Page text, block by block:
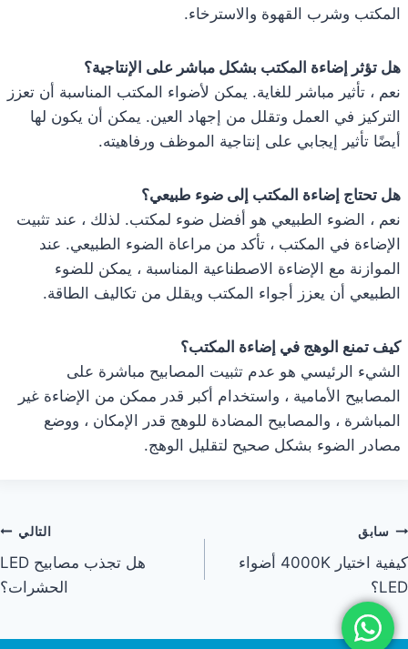
المكتب وشرب القهوة والاسترخاء.
هل تؤثر إضاءة المكتب بشكل مباشر على الإنتاجية؟
نعم ، تأثير مباشر للغاية. يمكن لأضواء المكتب المناسبة أن تعزز
التركيز في العمل وتقلل من إجهاد العين. يمكن أن يكون لها
أيضًا تأثير إيجابي على إنتاجية الموظف ورفاهيته.
هل تحتاج إضاءة المكتب إلى ضوء طبيعي؟
نعم ، الضوء الطبيعي هو أفضل ضوء لمكتب. لذلك ، عند تثبيت
الإضاءة في المكتب ، تأكد من مراعاة الضوء الطبيعي. عند
الموازنة مع الإضاءة الاصطناعية المناسبة ، يمكن للضوء
الطبيعي أن يعزز أجواء المكتب ويقلل من تكاليف الطاقة.
كيف تمنع الوهج في إضاءة المكتب؟
الشيء الرئيسي هو عدم تثبيت المصابيح مباشرة على
المصابيح الأمامية ، واستخدام أكبر قدر ممكن من الإضاءة غير
المباشرة ، والمصابيح المضادة للوهج قدر الإمكان ، ووضع
مصادر الضوء بشكل صحيح لتقليل الوهج.
سابق
كيفية اختيار 4000K أضواء
LED؟
التالي
هل تجذب مصابيح LED
الحشرات؟